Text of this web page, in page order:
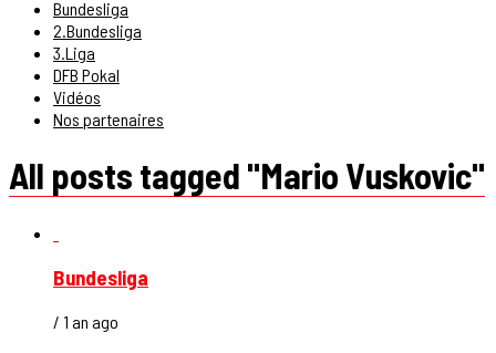
Bundesliga
2.Bundesliga
3.Liga
DFB Pokal
Vidéos
Nos partenaires
All posts tagged "Mario Vuskovic"
Bundesliga
/ 1 an ago